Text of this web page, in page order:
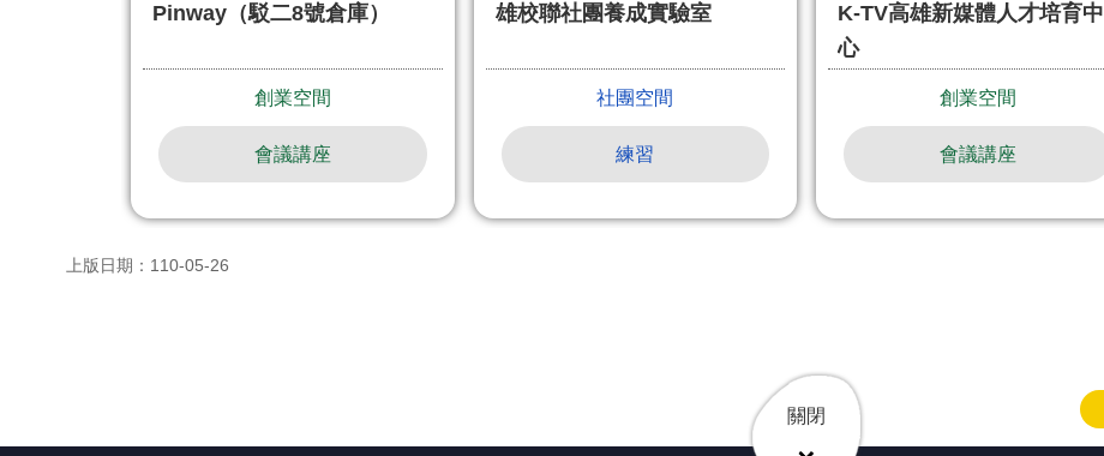
Pinway（駁二8號倉庫）
創業空間
會議講座
雄校聯社團養成實驗室
社團空間
練習
K-TV高雄新媒體人才培育中
心
創業空間
會議講座
上版日期：110-05-26
關閉